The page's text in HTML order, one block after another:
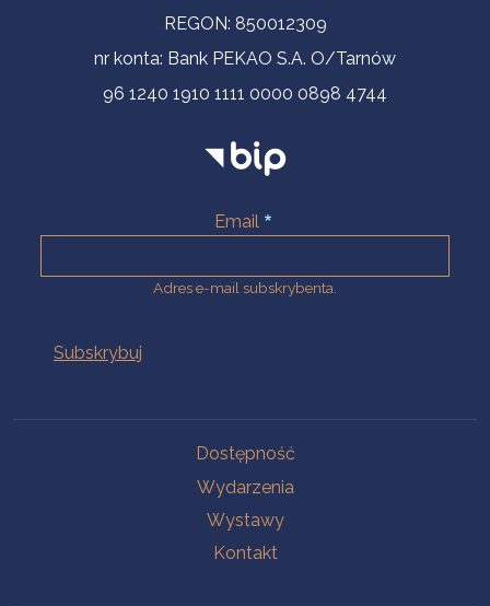
REGON: 850012309
nr konta: Bank PEKAO S.A. O/Tarnów
96 1240 1910 1111 0000 0898 4744
Email
Adres e-mail subskrybenta.
Dostępność
Wydarzenia
Wystawy
Kontakt